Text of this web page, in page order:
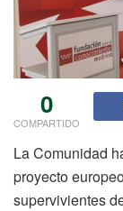
0
COMPARTIDO
La Comunidad
proyecto
supervivientes